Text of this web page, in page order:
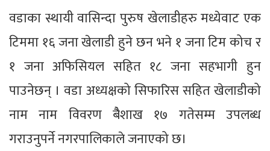
वडाका स्थायी वासिन्दा पुरुष खेलाडीहरु मध्येवाट एक
टिममा १६ जना खेलाडी हुने छन भने १ जना टिम कोच र
१ जना अफिसियल सहित १८ जना सहभागी हुन
पाउनेछन् । वडा अध्यक्षको सिफारिस सहित खेलाडीको
नाम नाम विवरण बैैशाख १७ गतेसम्म उपलब्ध
गराउनुपर्ने नगरपालिकाले जनाएको छ।